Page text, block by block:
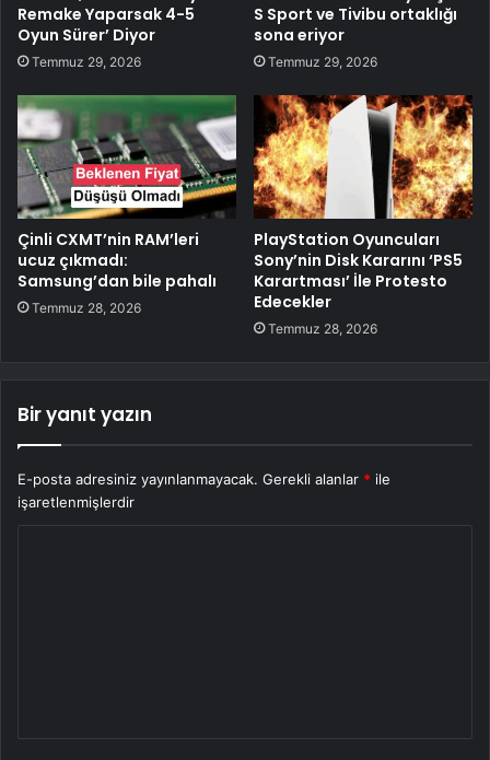
Remake Yaparsak 4-5
Oyun Sürer’ Diyor
Temmuz 29, 2026
S Sport ve Tivibu ortaklığı
sona eriyor
Temmuz 29, 2026
Çinli CXMT’nin RAM’leri
ucuz çıkmadı:
Samsung’dan bile pahalı
Temmuz 28, 2026
PlayStation Oyuncuları
Sony’nin Disk Kararını ‘PS5
Karartması’ İle Protesto
Edecekler
Temmuz 28, 2026
Bir yanıt yazın
E-posta adresiniz yayınlanmayacak. Gerekli alanlar * ile
işaretlenmişlerdir